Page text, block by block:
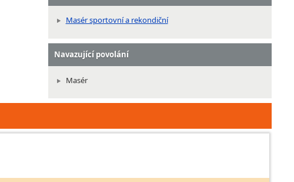
Masér sportovní a rekondiční
Navazující povolání
Masér